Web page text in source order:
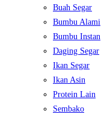
Buah Segar
Bumbu Alami
Bumbu Instan
Daging Segar
Ikan Segar
Ikan Asin
Protein Lain
Sembako